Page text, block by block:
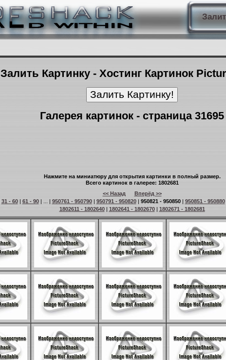
Залить Картинку - Хостинг Картинок
Галерея картинок - страница 31695
Нажмите на миниатюру для открытия картинки в полный размер.
Всего картинок в галерее: 1802681
<< Назад
Вперёд >>
31 - 60| 61 - 90| ... | 950761 - 950790| 950791 - 950820| 950821 - 950850| 950851 - 950880
1802611 - 1802640| 1802641 - 1802670| 1802671 - 1802681